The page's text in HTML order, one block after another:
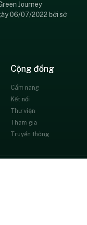
Journey
06/07/2022 bởi sở
Cộng đồng
Cẩm nang
Kết nối
Thư viện
Tham gia
Truyền thông